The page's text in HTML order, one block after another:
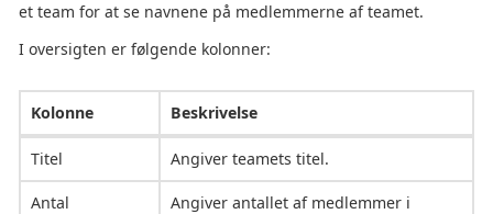
et team for at se navnene på medlemmerne af teamet.
I oversigten er følgende kolonner:
Kolonne Beskrivelse
Titel Angiver teamets titel.
Antal
Angiver antallet af medlemmer i